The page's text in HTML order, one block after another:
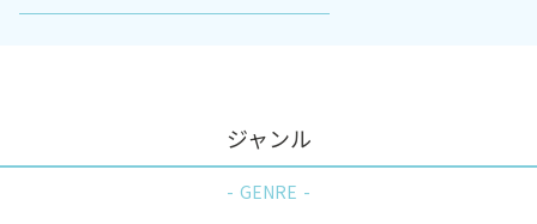
ジャンル
GENRE